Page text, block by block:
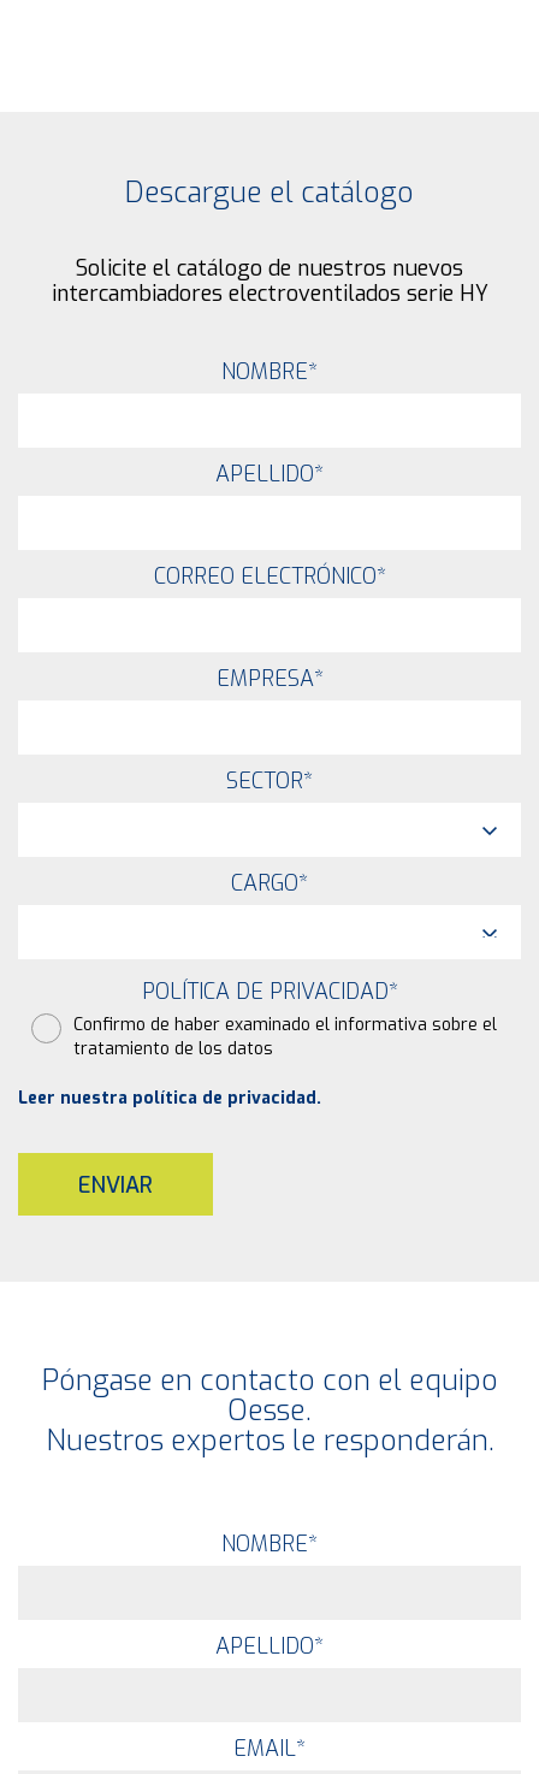
Descargue el catálogo
Solicite el catálogo de nuestros nuevos
intercambiadores electroventilados serie HY
NOMBRE*
APELLIDO*
CORREO ELECTRÓNICO*
EMPRESA*
SECTOR*
CARGO*
POLÍTICA DE PRIVACIDAD*
Confirmo de haber examinado el informativa sobre el
tratamiento de los datos
Leer nuestra política de privacidad.
ENVIAR
Póngase en contacto con el equipo
Oesse.
Nuestros expertos le responderán.
NOMBRE*
APELLIDO*
EMAIL*